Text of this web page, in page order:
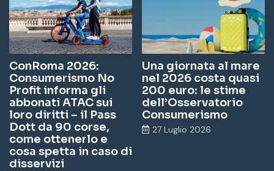
ConRoma 2026:
Consumerismo No
Profit informa gli
abbonati ATAC sui
loro diritti – il Pass
Dott da 90 corse,
come ottenerlo e
cosa spetta in caso di
disservizi
Una giornata al mare
nel 2026 costa quasi
200 euro: le stime
dell’Osservatorio
Consumerismo
27 Luglio 2026